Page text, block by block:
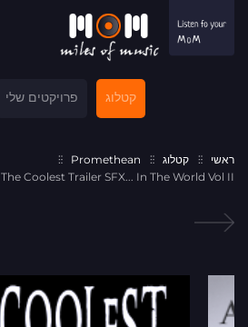
קטלוג פרויקטים שלי
ראשי קטלוג
Promethean
The Coolest Trailer SFX... In The World Vol II